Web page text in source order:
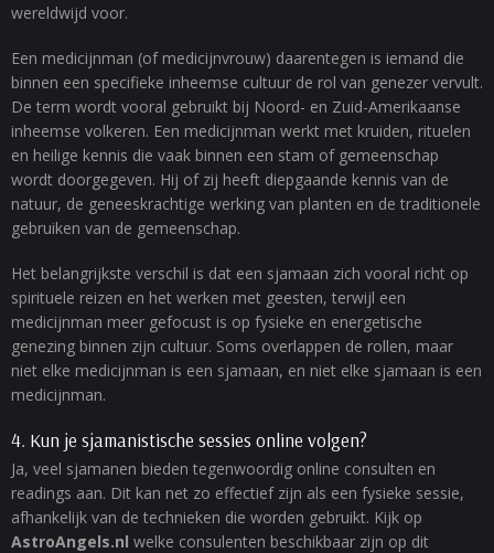
wereldwijd voor.
Een medicijnman (of medicijnvrouw) daarentegen is iemand die
binnen een specifieke inheemse cultuur de rol van genezer vervult.
De term wordt vooral gebruikt bij Noord- en Zuid-Amerikaanse
inheemse volkeren. Een medicijnman werkt met kruiden, rituelen
en heilige kennis die vaak binnen een stam of gemeenschap
wordt doorgegeven. Hij of zij heeft diepgaande kennis van de
natuur, de geneeskrachtige werking van planten en de traditionele
gebruiken van de gemeenschap.
Het belangrijkste verschil is dat een sjamaan zich vooral richt op
spirituele reizen en het werken met geesten, terwijl een
medicijnman meer gefocust is op fysieke en energetische
genezing binnen zijn cultuur. Soms overlappen de rollen, maar
niet elke medicijnman is een sjamaan, en niet elke sjamaan is een
medicijnman.
4. Kun je sjamanistische sessies online volgen?
Ja, veel sjamanen bieden tegenwoordig online consulten en
readings aan. Dit kan net zo effectief zijn als een fysieke sessie,
afhankelijk van de technieken die worden gebruikt. Kijk op
AstroAngels.nl welke consulenten beschikbaar zijn op dit